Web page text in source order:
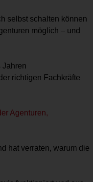
selbst schalten können
möglich – und
Jahren
richtigen Fachkräfte
Agenturen,
hat verraten, warum die